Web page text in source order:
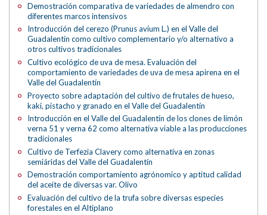
Demostración comparativa de variedades de almendro con
diferentes marcos intensivos
Introducción del cerezo (Prunus avium L.) en el Valle del
Guadalentín como cultivo complementario y/o alternativo a
otros cultivos tradicionales
Cultivo ecológico de uva de mesa. Evaluación del
comportamiento de variedades de uva de mesa apirena en el
Valle del Guadalentín
Proyecto sobre adaptación del cultivo de frutales de hueso,
kaki, pistacho y granado en el Valle del Guadalentín
Introducción en el Valle del Guadalentín de los clones de limón
verna 51 y verna 62 como alternativa viable a las producciones
tradicionales
Cultivo de Terfezia Clavery como alternativa en zonas
semiáridas del Valle del Guadalentín
Demostración comportamiento agrónomico y aptitud calidad
del aceite de diversas var. Olivo
Evaluación del cultivo de la trufa sobre diversas especies
forestales en el Altiplano